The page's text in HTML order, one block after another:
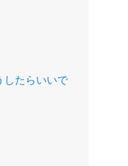
したらいいで